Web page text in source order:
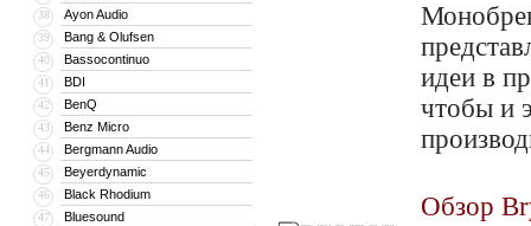
38 Ayon Audio
39 Bang & Olufsen
40 Bassocontinuo
41 BDI
42 BenQ
43 Benz Micro
44 Bergmann Audio
45 Beyerdynamic
46 Black Rhodium
47 Bluesound
идеи в
чтобы и
Обзор